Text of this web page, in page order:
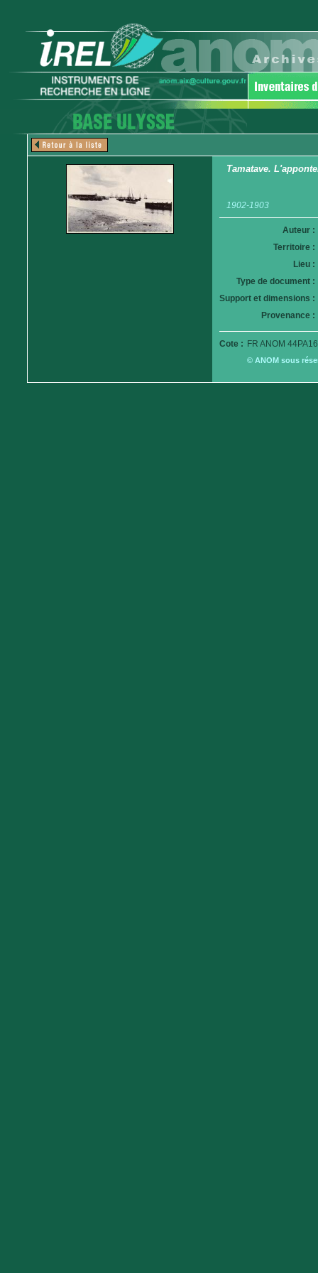
Tamatave.
1902-1903
Auteur :
Territoire :
Lieu :
Type de document :
Support et dimensions :
Provenance :
Cote : FR ANOM
© ANOM sous